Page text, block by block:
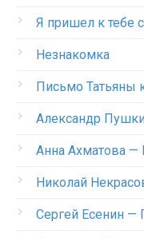
Я пришел к тебе
Незнакомка
Письмо Татьяны
Александр
Анна Ахматова —
Николай
Сергей Есенин